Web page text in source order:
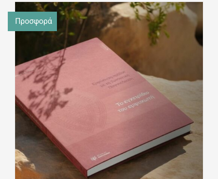
was:
€36,00.
τιμή
είναι:
€30,60.
Προσφορά